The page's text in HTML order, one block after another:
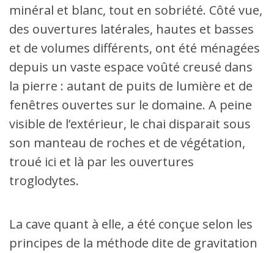
minéral et blanc, tout en sobriété. Côté vue,
des ouvertures latérales, hautes et basses
et de volumes différents, ont été ménagées
depuis un vaste espace voûté creusé dans
la pierre : autant de puits de lumière et de
fenêtres ouvertes sur le domaine. A peine
visible de l’extérieur, le chai disparait sous
son manteau de roches et de végétation,
troué ici et là par les ouvertures
troglodytes.
La cave quant à elle, a été conçue selon les
principes de la méthode dite de gravitation